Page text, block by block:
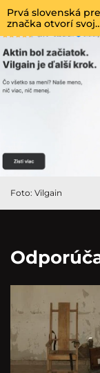
Prvá slovenská
značka otvorí
Foto: Vilgain